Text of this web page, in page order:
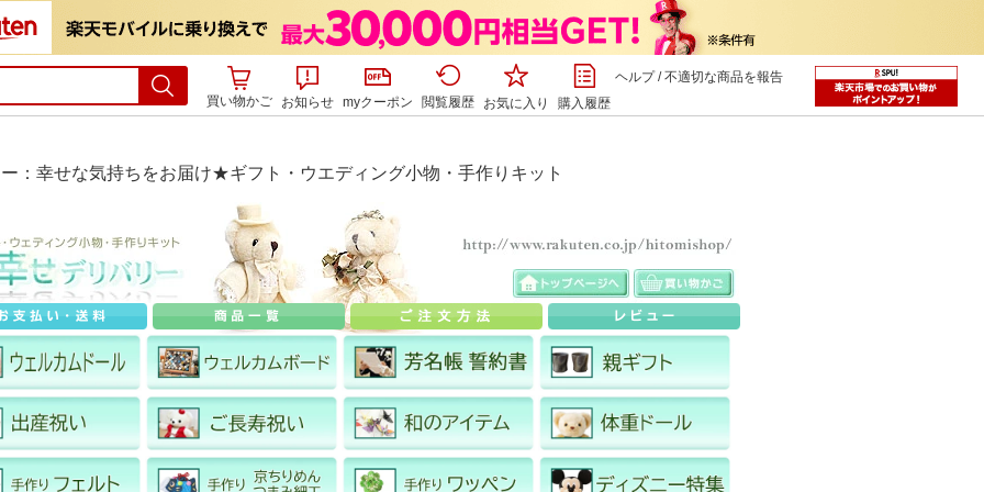
買い物かご お知らせ myクーポン 閲覧履歴 お気に入り 購入履歴
ヘルプ/不適切な商品を報告